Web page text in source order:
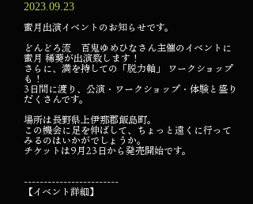
2023.09.23
蜜月出演イベントのお知らせです。
どんどろ流 百鬼ゆめひなさん主催のイベントに
蜜月 稀葵が出演致します！
さらに、満を持しての「脱力軸」 ワークショップ
も！
3日間に渡り、公演・ワークショップ・体験と盛り
だくさんです。
場所は長野県上伊那郡飯島町。
この機会に足を伸ばして、ちょっと遠くに行って
みるのはいかがでしょうか。
チケットは9月23日から発売開始です。
------------------------
【イベント詳細】